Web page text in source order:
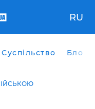
RU
Суспільство Блоги